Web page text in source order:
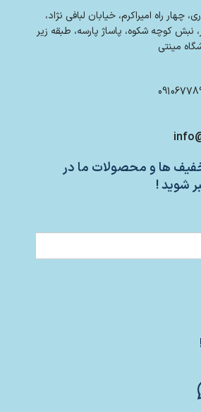
چهار راه امیراکرم، خیابان لبافی نژاد،
نبش کوچه شکوه، پاساژ پارسه، طبقه زیر
ها و محصولات ما در
شوید !